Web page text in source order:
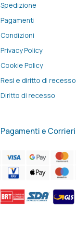
Spedizione
Pagamenti
Condizioni
Privacy Policy
Cookie Policy
Resi e diritto di recesso
Diritto di recesso
Pagamenti e Corrieri